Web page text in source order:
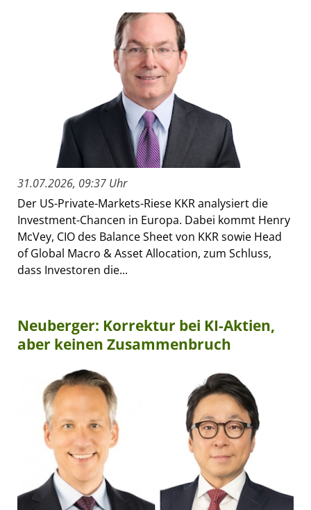
31.07.2026, 09:37 Uhr
Der US-Private-Markets-Riese KKR analysiert die
Investment-Chancen in Europa. Dabei kommt Henry
McVey, CIO des Balance Sheet von KKR sowie Head
of Global Macro & Asset Allocation, zum Schluss,
dass Investoren die...
Neuberger: Korrektur bei KI-Aktien,
aber keinen Zusammenbruch